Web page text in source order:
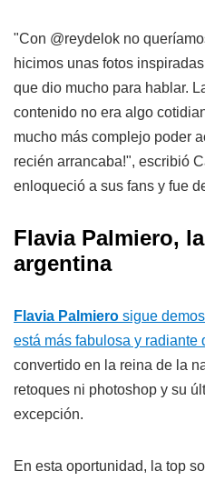
"Con @reydelok no
hicimos unas fotos
que dio mucho para hablar.
contenido no era algo
mucho más complejo poder
recién arrancaba!", escribió
enloqueció a sus fans y fue
Flavia Palmiero,
argentina
Flavia Palmiero sigue
está más fabulosa y radiante
convertido en la reina de la
retoques ni photoshop y su
excepción.
En esta oportunidad, la top